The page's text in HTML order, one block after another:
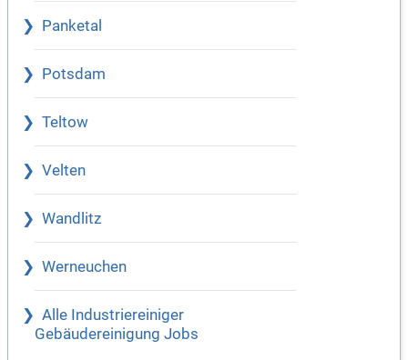
Panketal
Potsdam
Teltow
Velten
Wandlitz
Werneuchen
Alle Industriereiniger
Gebäudereinigung Jobs